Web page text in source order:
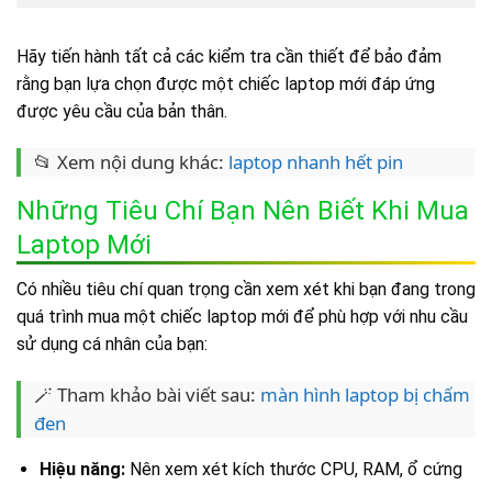
Hãy tiến hành tất cả các kiểm tra cần thiết để bảo đảm
rằng bạn lựa chọn được một chiếc laptop mới đáp ứng
được yêu cầu của bản thân.
📂 Xem nội dung khác: laptop nhanh hết pin
Những Tiêu Chí Bạn Nên Biết Khi Mua
Laptop Mới
Có nhiều tiêu chí quan trọng cần xem xét khi bạn đang trong
quá trình mua một chiếc laptop mới để phù hợp với nhu cầu
sử dụng cá nhân của bạn:
🪄 Tham khảo bài viết sau: màn hình laptop bị chấm
đen
Hiệu năng:Nên xem xét kích thước CPU, RAM, ổ cứng